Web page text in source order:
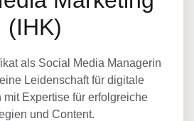
(IHK)
als Social Media Managerin
Leidenschaft für digitale
mit Expertise für erfolgreiche
und Content.